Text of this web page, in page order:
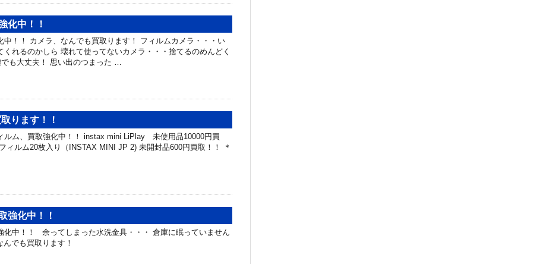
化中！！
中！！ カメラ、なんでも買取ります！ フィルムカメラ・・・い
くれるのかしら 壊れて使ってないカメラ・・・捨てるのめんどく
も大丈夫！ 思い出のつまった …
ります！！
ルム、買取強化中！！ instax mini LiPlay 未使用品10000円買
ィルム20枚入り（INSTAX MINI JP 2) 未開封品600円買取！！ ＊
強化中！！
化中！！ 余ってしまった水洗金具・・・ 倉庫に眠っていません
でも買取ります！